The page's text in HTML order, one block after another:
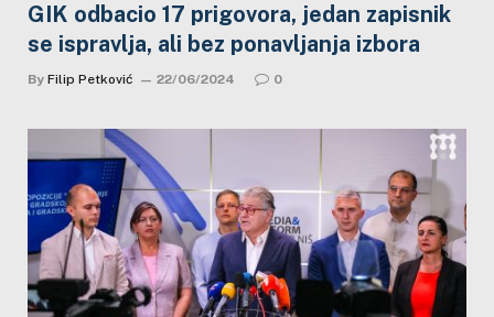
GIK odbacio 17 prigovora, jedan zapisnik
se ispravlja, ali bez ponavljanja izbora
By Filip Petković 22/06/2024 0